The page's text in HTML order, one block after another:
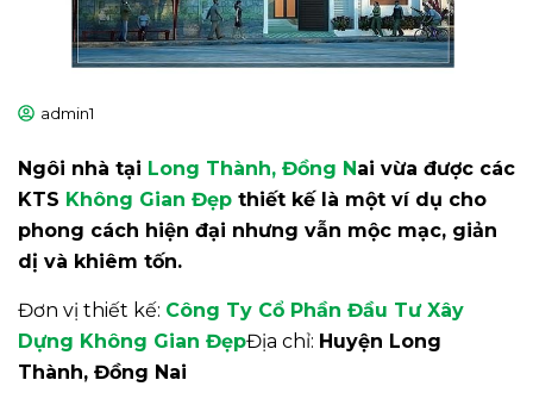
admin1
Ngôi nhà tại Long Thành, Đồng Nai vừa được các
KTS Không Gian Đẹp thiết kế là một ví dụ cho
phong cách hiện đại nhưng vẫn mộc mạc, giản
dị và khiêm tốn.
Đơn vị thiết kế: Công Ty Cổ Phần Đầu Tư Xây
Dựng Không Gian ĐẹpĐịa chỉ: Huyện Long
Thành, Đồng Nai